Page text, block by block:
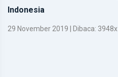
Indonesia
29 November 2019 | Dibaca: 3948x